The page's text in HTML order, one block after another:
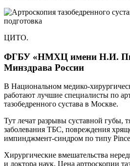
ЦИТО.
ФГБУ «НМХЦ имени Н.И.
Минздрава России
В Национальном медико-
работают лучшие специалисты по
тазобедренного сустава в Москве.
Тут лечат разрывы суставной губы,
заболевания ТБС, повреждения
импинджмент-синдром по типу
Хирургические вмешательства
и доктора наук. Цена артроскопии